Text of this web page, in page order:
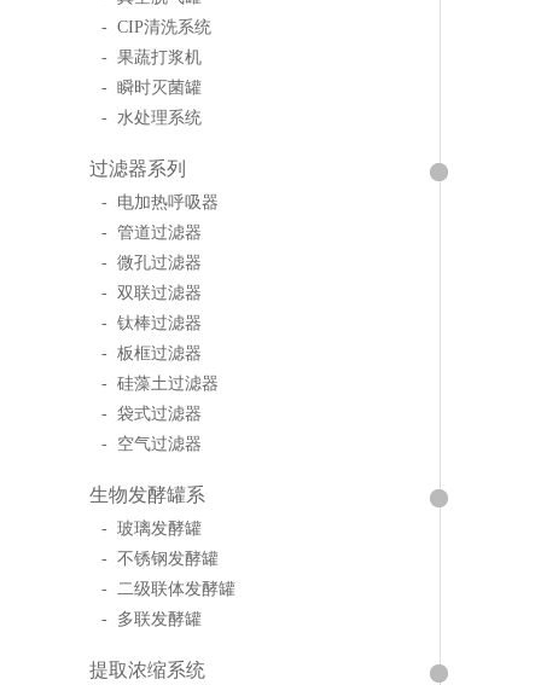
- CIP清洗系统
- 果蔬打浆机
- 瞬时灭菌罐
- 水处理系统
过滤器系列
- 电加热呼吸器
- 管道过滤器
- 微孔过滤器
- 双联过滤器
- 钛棒过滤器
- 板框过滤器
- 硅藻土过滤器
- 袋式过滤器
- 空气过滤器
生物发酵罐系
- 玻璃发酵罐
- 不锈钢发酵罐
- 二级联体发酵罐
- 多联发酵罐
提取浓缩系统